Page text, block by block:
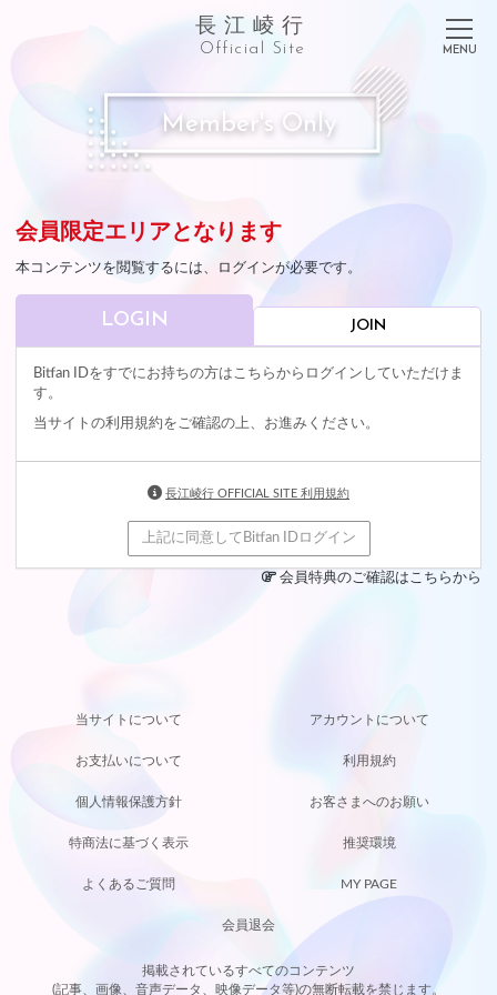
長江崚行
Official Site
Member's Only
会員限定エリアとなります
本コンテンツを閲覧するには、ログインが必要です。
LOGIN JOIN
Bitfan IDをすでにお持ちの方はこちらからログインしていただけま
す。
当サイトの利用規約をご確認の上、お進みください。
長江崚行 OFFICIAL SITE 利用規約
上記に同意してBitfan IDログイン
会員特典のご確認はこちらから
当サイトについて アカウントについて
お支払いについて 利用規約
個人情報保護方針 お客さまへのお願い
特商法に基づく表示 推奨環境
よくあるご質問 MY PAGE
会員退会
掲載されているすべてのコンテンツ
(記事、画像、音声データ、映像データ等)の無断転載を禁じます。